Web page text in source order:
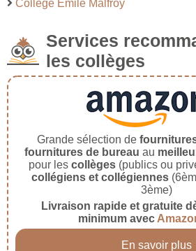
Collège Emile Malfroy
Services
les collèges
Grande sélection de
fournitures de bureau au
pour les collèges (publics ou
collégiens et collégiennes
3ème)
Livraison rapide et gratuite
minimum avec
En savoir plus